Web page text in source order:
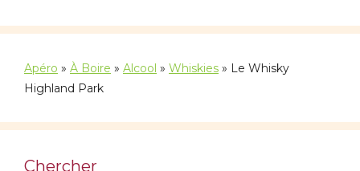
Apéro » À Boire » Alcool » Whiskies » Le Whisky
Highland Park
Chercher